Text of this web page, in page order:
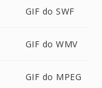
GIF do SWF
GIF do WMV
GIF do MPEG